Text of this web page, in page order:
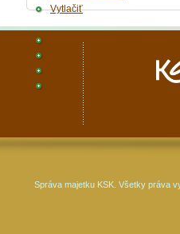
Vytlačiť
Správa majetku KSK. Všetky práva